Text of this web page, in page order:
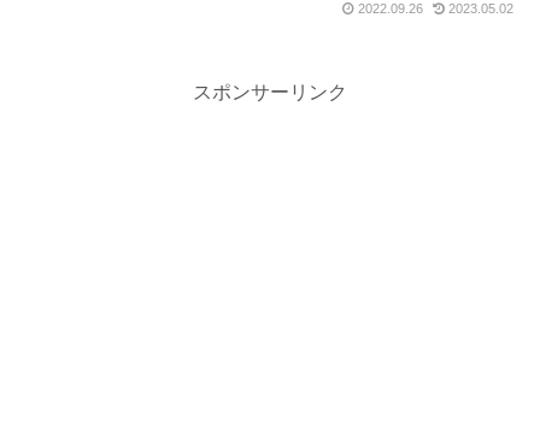
2022.09.26 2023.05.02
スポンサーリンク